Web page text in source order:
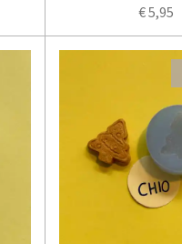
€ 5,95